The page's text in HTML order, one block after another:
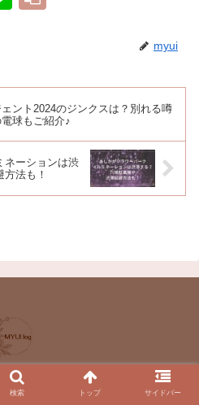
myui
ント2024のジンクスは？別れる噂
球もご紹介♪
ネーションは渋
法も！
サイトマップ
検索 トップ サイドバー